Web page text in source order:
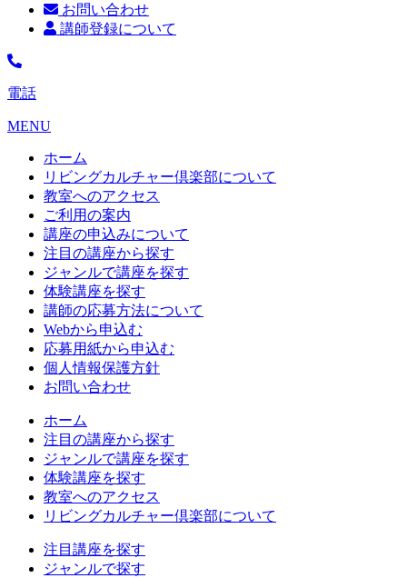
お問い合わせ
講師登録について
電話
MENU
ホーム
リビングカルチャー倶楽部について
教室へのアクセス
ご利用の案内
講座の申込みについて
注目の講座から探す
ジャンルで講座を探す
体験講座を探す
講師の応募方法について
Webから申込む
応募用紙から申込む
個人情報保護方針
お問い合わせ
ホーム
注目の講座から探す
ジャンルで講座を探す
体験講座を探す
教室へのアクセス
リビングカルチャー倶楽部について
注目講座を探す
ジャンルで探す